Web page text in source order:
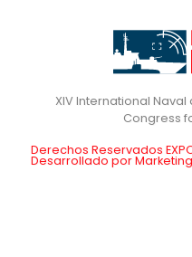
XIV International
Derechos Reservados
Desarrollado por Marketing